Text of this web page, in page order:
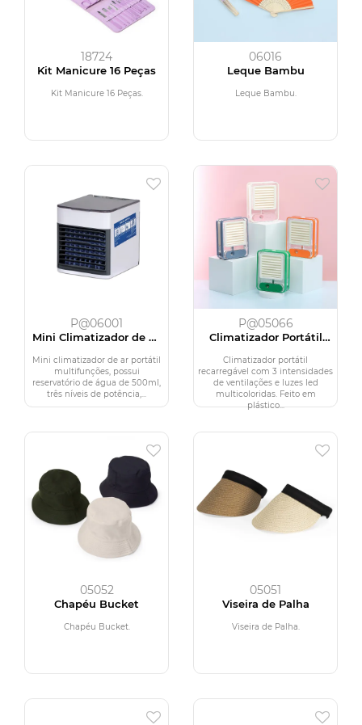
18724
Kit Manicure 16 Peças
Kit Manicure 16 Peças.
06016
Leque Bambu
Leque Bambu.
P@06001
Mini Climatizador de Ar
Mini climatizador de ar portátil
multifunções, possui
reservatório de água de 500ml,
três níveis de potência,...
P@05066
Climatizador Portátil
Climatizador portátil
recarregável com 3 intensidades
de ventilações e luzes led
multicoloridas. Feito em
plástico...
05052
Chapéu Bucket
Chapéu Bucket.
05051
Viseira de Palha
Viseira de Palha.